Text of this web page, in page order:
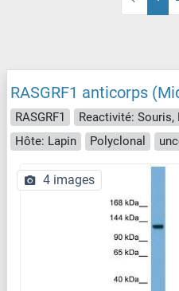
RASGRF1 anticorps
RASGRF1
Hôte: Lapin
Polyclonal
4 images